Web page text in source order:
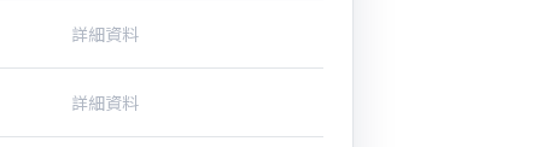
詳細資料
詳細資料